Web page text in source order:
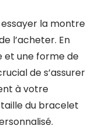
la montre
l’acheter. En
et une forme de
de s’assurer
à votre
du bracelet